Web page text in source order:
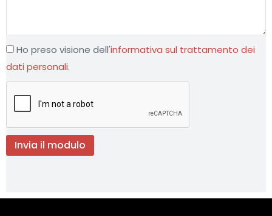
Ho preso visione dell'informativa sul trattamento dei
dati personali.
Invia il modulo